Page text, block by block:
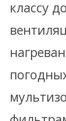
классу